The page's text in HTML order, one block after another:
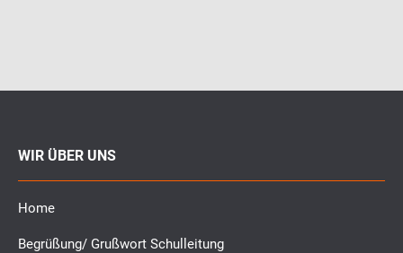
WIR ÜBER UNS
Home
Begrüßung/ Grußwort Schulleitung